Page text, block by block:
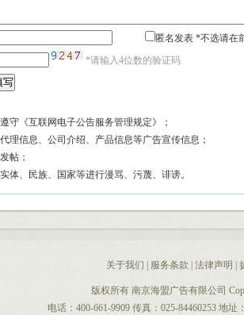
匿名发表 *不选请在
*请输入4位数的验证码
守《互联网电子公告服务管理规定》；
理信息、公司介绍、产品信息等广告宣传信息；
帖；
体、民族、国家等进行漫骂、污蔑、诽谤。
关于我们 服务条款 法律声明
版权所有 南京海盟广告有限公司
电话：400-661-9909 传真：025-84460253 地